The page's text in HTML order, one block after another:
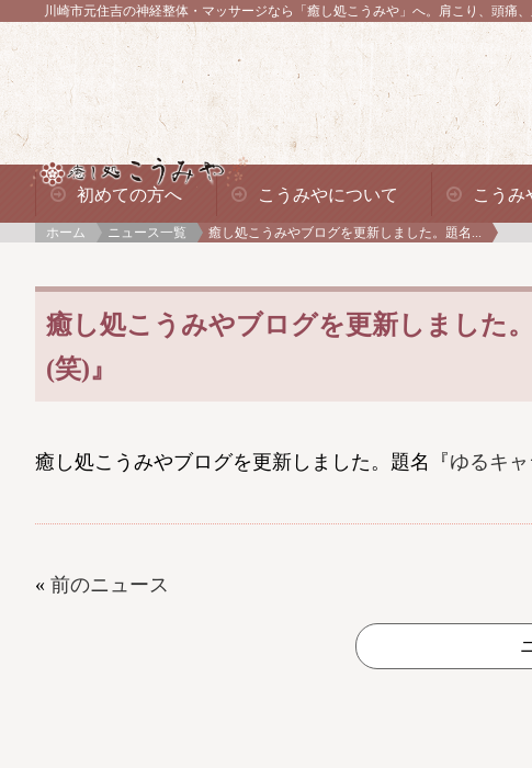
川崎市元住吉の神経整体・マッサージなら「癒し処こうみや」へ。 肩こり、頭痛
初めての方へ こうみやについて こうみ
ホーム ニュース一覧 癒し処こうみやブログを更新しました。題名...
癒し処こうみやブログを更新しました
(笑)』
癒し処こうみやブログを更新しました。題名『ゆるキ
« 前のニュース